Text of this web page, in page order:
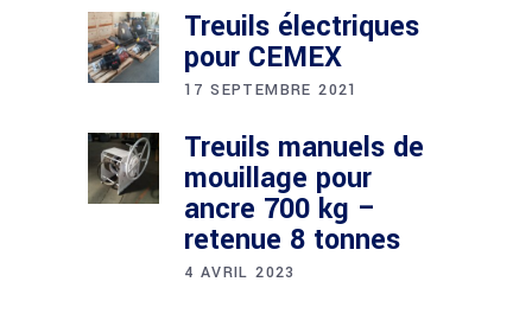
Treuils électriques
pour CEMEX
17 SEPTEMBRE 2021
Treuils manuels de
mouillage pour
ancre 700 kg –
retenue 8 tonnes
4 AVRIL 2023